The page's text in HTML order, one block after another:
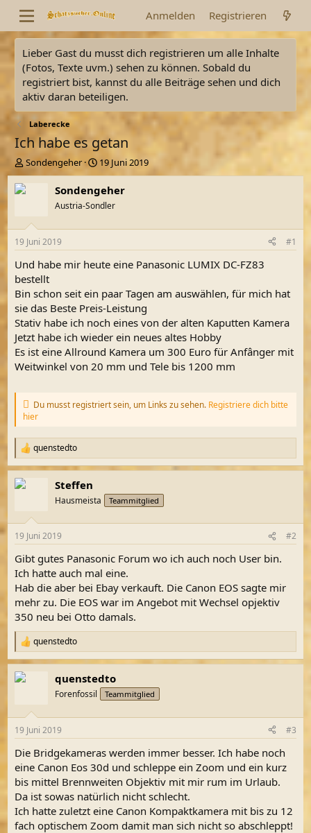
Anmelden Registrieren
Lieber Gast du musst dich registrieren um alle Inhalte
(Fotos, Texte uvm.) sehen zu können. Sobald du
registriert bist, kannst du alle Beiträge sehen und dich
aktiv daran beteiligen.
Laberecke
Ich habe es getan
E
r
s
l
e
r
Sondengeher
E
r
s
t
e
t
a
19 Juni 2019
Sondengeher
Austria-Sondler
19 Juni 2019 #1
Und habe mir heute eine Panasonic LUMIX DC-FZ83
bestellt
Bin schon seit ein paar Tagen am auswählen, für mich hat
sie das Beste Preis-Leistung
Stativ habe ich noch eines von der alten Kaputten Kamera
Jetzt habe ich wieder ein neues altes Hobby
Es ist eine Allround Kamera um 300 Euro für Anfânger mit
Weitwinkel von 20 mm und Tele bis 1200 mm
Du musst registriert sein, um Links zu sehen. Registriere dich bitte
hier
R
e
a
k
e
:
quenstedto
Steffen
Hausmeista Teammitglied
19 Juni 2019 #2
Gibt gutes Panasonic Forum wo ich auch noch User bin.
Ich hatte auch mal eine.
Hab die aber bei Ebay verkauft. Die Canon EOS sagte mir
mehr zu. Die EOS war im Angebot mit Wechsel opjektiv
350 neu bei Otto damals.
R
e
a
k
e
:
quenstedto
quenstedto
Forenfossil Teammitglied
19 Juni 2019 #3
Die Bridgekameras werden immer besser. Ich habe noch
eine Canon Eos 30d und schleppe ein Zoom und ein kurz
bis mittel Brennweiten Objektiv mit mir rum im Urlaub.
Da ist sowas natürlich nicht schlecht.
Ich hatte zuletzt eine Canon Kompaktkamera mit bis zu 12
fach optischem Zoom damit man sich nicht so abschleppt!